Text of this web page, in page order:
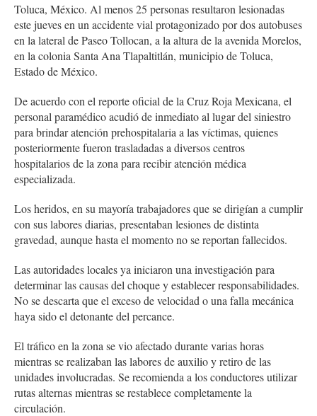
Toluca, México. Al menos 25 personas resultaron lesionadas
este jueves en un accidente vial protagonizado por dos autobuses
en la lateral de Paseo Tollocan, a la altura de la avenida Morelos,
en la colonia Santa Ana Tlapaltitlán, municipio de Toluca,
Estado de México.
De acuerdo con el reporte oficial de la Cruz Roja Mexicana, el
personal paramédico acudió de inmediato al lugar del siniestro
para brindar atención prehospitalaria a las víctimas, quienes
posteriormente fueron trasladadas a diversos centros
hospitalarios de la zona para recibir atención médica
especializada.
Los heridos, en su mayoría trabajadores que se dirigían a cumplir
con sus labores diarias, presentaban lesiones de distinta
gravedad, aunque hasta el momento no se reportan fallecidos.
Las autoridades locales ya iniciaron una investigación para
determinar las causas del choque y establecer responsabilidades.
No se descarta que el exceso de velocidad o una falla mecánica
haya sido el detonante del percance.
El tráfico en la zona se vio afectado durante varias horas
mientras se realizaban las labores de auxilio y retiro de las
unidades involucradas. Se recomienda a los conductores utilizar
rutas alternas mientras se restablece completamente la
circulación.